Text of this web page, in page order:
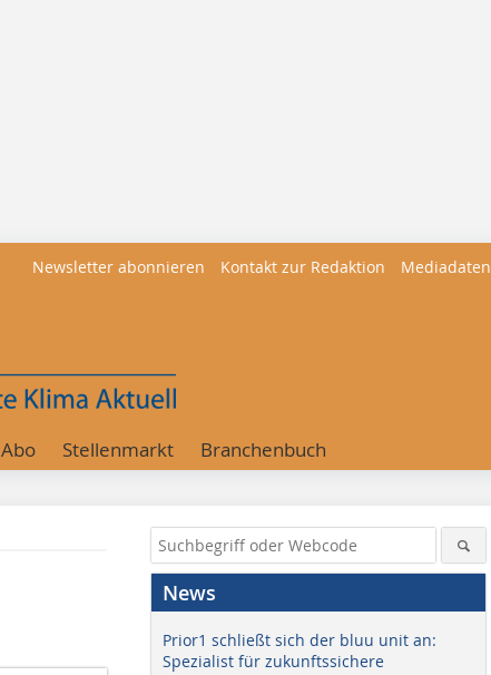
Newsletter abonnieren Kontakt zur Redaktion Mediadaten
Abo Stellenmarkt Branchenbuch
News
Prior1 schließt sich der bluu unit an:
Spezialist für zukunftssichere